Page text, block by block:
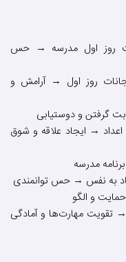
روز اول مدرسه → حس
روز اول → آرامش و
گرفتن و دوستیابی
اعداد → ایجاد علاقه و شوق
مدرسه
به نفس → حس توانمندی
و الگو
تقویت مهارت‌ها و آمادگی